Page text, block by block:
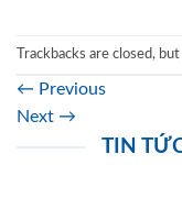
Trackbacks are closed,
← Previous
Next →
TIN